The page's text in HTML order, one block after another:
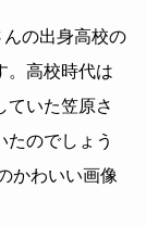
の出身高校の
。高校時代は
ていた笠原さ
たのでしょう
かわいい画像